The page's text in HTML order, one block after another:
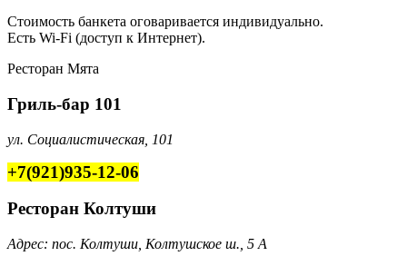
Стоимость банкета оговаривается индивидуально.
Есть Wi-Fi (доступ к Интернет).
Ресторан Мята
Гриль-бар 101
ул. Социалистическая, 101
+7(921)935-12-06
Ресторан Колтуши
Адрес: пос. Колтуши, Колтушское ш., 5 А